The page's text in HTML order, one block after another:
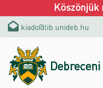
kiado@lib.unideb.hu